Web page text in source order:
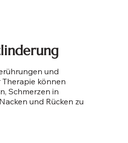
und
Therapie können
Schmerzen in
und Rücken zu